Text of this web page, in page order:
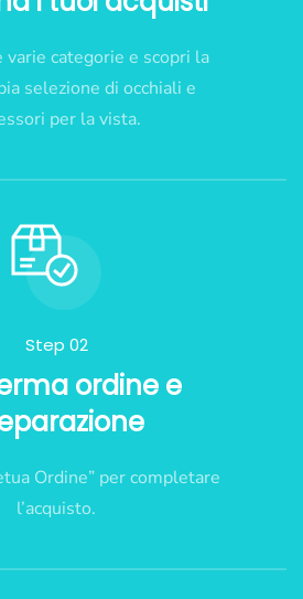
varie categorie e scopri la
selezione di occhiali e
per la vista.
Step 02
ordine e
Ordine” per completare
l’acquisto.